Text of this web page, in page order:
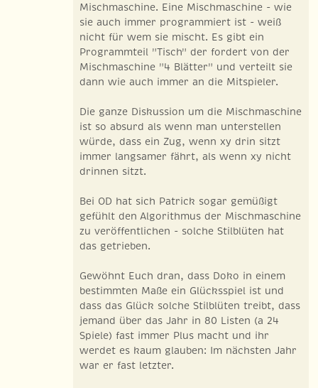
Mischmaschine. Eine Mischmaschine - wie
sie auch immer programmiert ist - weiß
nicht für wem sie mischt. Es gibt ein
Programmteil "Tisch" der fordert von der
Mischmaschine "4 Blätter" und verteilt sie
dann wie auch immer an die Mitspieler.
Die ganze Diskussion um die Mischmaschine
ist so absurd als wenn man unterstellen
würde, dass ein Zug, wenn xy drin sitzt
immer langsamer fährt, als wenn xy nicht
drinnen sitzt.
Bei OD hat sich Patrick sogar gemüßigt
gefühlt den Algorithmus der Mischmaschine
zu veröffentlichen - solche Stilblüten hat
das getrieben.
Gewöhnt Euch dran, dass Doko in einem
bestimmten Maße ein Glücksspiel ist und
dass das Glück solche Stilblüten treibt, dass
jemand über das Jahr in 80 Listen (a 24
Spiele) fast immer Plus macht und ihr
werdet es kaum glauben: Im nächsten Jahr
war er fast letzter.